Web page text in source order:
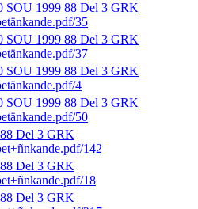
SOU 1999 88 Del 3 GRK
35
SOU 1999 88 Del 3 GRK
37
SOU 1999 88 Del 3 GRK
4
SOU 1999 88 Del 3 GRK
50
Del 3 GRK
142
Del 3 GRK
18
Del 3 GRK